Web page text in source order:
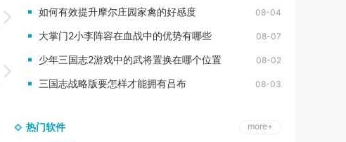
如何有效提升摩尔庄园家禽的好感度 08-04
大掌门2小李阵容在血战中的优势有哪些 08-07
少年三国志2游戏中的武将置换在哪个位置 08-02
三国志战略版要怎样才能拥有吕布 08-03
热门软件 more+